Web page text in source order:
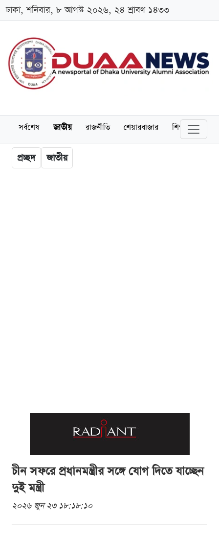
ঢাকা, শনিবার, ৮ আগস্ট ২০২৬, ২৪ শ্রাবণ ১৪৩৩
সর্বশেষ জাতীয় রাজনীতি শেয়ারবাজার শিক্ষা
প্রচ্ছদ জাতীয়
চীন সফরে প্রধানমন্ত্রীর সঙ্গে যোগ দিতে যাচ্ছেন
দুই মন্ত্রী
২০২৬ জুন ২৩ ১৮:১৮:১০